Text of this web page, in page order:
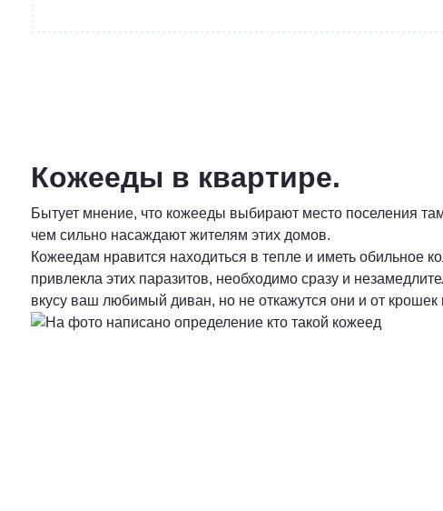
Кожееды в квартире.
Бытует мнение, что кожееды выбирают место поселения
чем сильно насаждают жителям этих домов.
Кожеедам нравится находиться в тепле и иметь обильное
привлекла этих паразитов, необходимо сразу и
вкусу ваш любимый диван, но не откажутся они и от